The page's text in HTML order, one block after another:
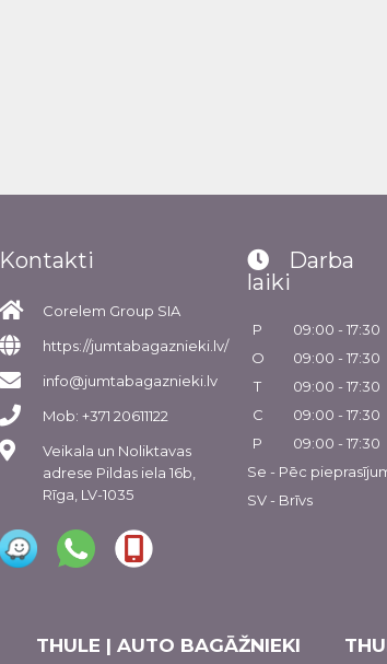
Kontakti
Corelem Group SIA
https://jumtabagaznieki.lv/
info@jumtabagaznieki.lv
Mob: +371 20611122
Veikala un Noliktavas
adrese Pildas iela 16b,
Rīga, LV-1035
Darba
laiki
P
09:00 - 17:30
O
09:00 - 17:30
T
09:00 - 17:30
C
09:00 - 17:30
P
09:00 - 17:30
Se - Pēc
SV - Brīvs
THULE | AUTO BAGĀŽNIEKI